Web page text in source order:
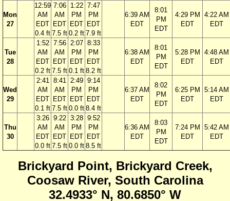
Mon
27
12:59
AM
EDT
0.4 ft
7:06
AM
EDT
7.5 ft
1:22
PM
EDT
0.2 ft
7:47
PM
EDT
7.9 ft
6:39 AM
EDT
8:01
PM
EDT
4:29 PM
EDT
4:22 AM
EDT
Tue
28
1:52
AM
EDT
0.2 ft
7:56
AM
EDT
7.5 ft
2:07
PM
EDT
0.1 ft
8:33
PM
EDT
8.2 ft
6:38 AM
EDT
8:01
PM
EDT
5:28 PM
EDT
4:48 AM
EDT
Wed
29
2:41
AM
EDT
0.1 ft
8:41
AM
EDT
7.5 ft
2:49
PM
EDT
0.0 ft
9:14
PM
EDT
8.4 ft
6:37 AM
EDT
8:02
PM
EDT
6:25 PM
EDT
5:14 AM
EDT
Thu
30
3:26
AM
EDT
0.0 ft
9:22
AM
EDT
7.5 ft
3:28
PM
EDT
0.0 ft
9:52
PM
EDT
8.5 ft
6:36 AM
EDT
8:03
PM
EDT
7:24 PM
EDT
5:42 AM
EDT
Brickyard Point, Brickyard Creek,
Coosaw River, South Carolina
32.4933° N, 80.6850° W